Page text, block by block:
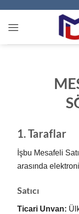
1. Taraflar
İşbu Mesafeli
arasında
Satıcı
Ticari Unvan: